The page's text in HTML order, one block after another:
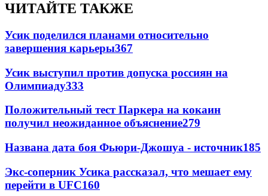
ЧИТАЙТЕ ТАКЖЕ
Усик поделился планами относительно
завершения карьеры367
Усик выступил против допуска россиян на
Олимпиаду333
Положительный тест Паркера на кокаин
получил неожиданное объяснение279
Названа дата боя Фьюри-Джошуа - источник185
Экс-соперник Усика рассказал, что мешает ему
перейти в UFC160